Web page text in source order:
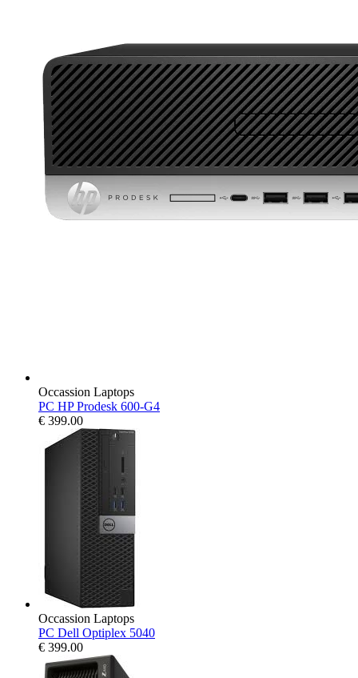
Occassion Laptops
PC HP Prodesk 600-G4
€ 399.00
Occassion Laptops
PC Dell Optiplex 5040
€ 399.00